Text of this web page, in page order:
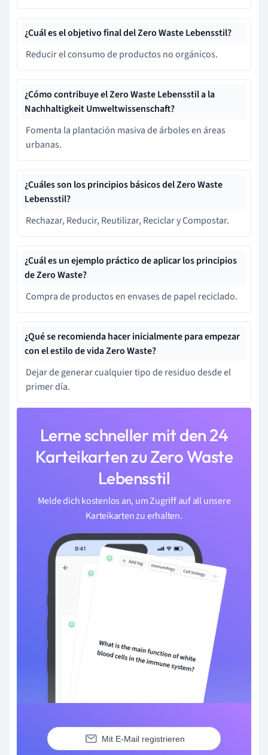
¿Cuál es el objetivo final del Zero Waste Lebensstil?
Reducir el consumo de productos no orgánicos.
¿Cómo contribuye el Zero Waste Lebensstil a la
Nachhaltigkeit Umweltwissenschaft?
Fomenta la plantación masiva de árboles en áreas
urbanas.
¿Cuáles son los principios básicos del Zero Waste
Lebensstil?
Rechazar, Reducir, Reutilizar, Reciclar y Compostar.
¿Cuál es un ejemplo práctico de aplicar los principios
de Zero Waste?
Compra de productos en envases de papel reciclado.
¿Qué se recomienda hacer inicialmente para empezar
con el estilo de vida Zero Waste?
Dejar de generar cualquier tipo de residuo desde el
primer día.
Lerne schneller mit den 24
Karteikarten zu Zero Waste
Lebensstil
Melde dich kostenlos an, um Zugriff auf all unsere
Karteikarten zu erhalten.
Mit E-Mail registrieren